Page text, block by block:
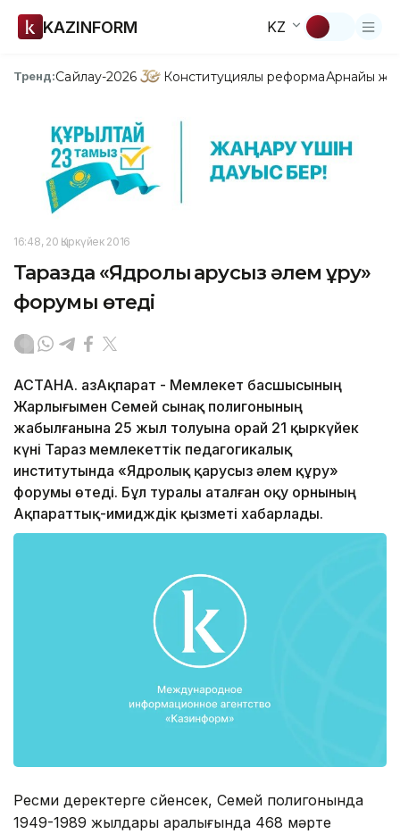
KAZINFORM KZ
Тренд:Сайлау-2026 Конституциялық реформаАрнайы
16:48, 20 Қыркүйек 2016
Таразда «Ядролық қарусыз әлем құру»
форумы өтеді
АСТАНА. ҚазАқпарат - Мемлекет басшысының
Жарлығымен Семей сынақ полигонының
жабылғанына 25 жыл толуына орай 21 қыркүйек
күні Тараз мемлекеттік педагогикалық
институтында «Ядролық қарусыз әлем құру»
форумы өтеді. Бұл туралы аталған оқу орнының
Ақпараттық-имидждік қызметі хабарлады.
Ресми деректерге сүйенсек, Семей полигонында
1949-1989 жылдары аралығында 468 мәрте